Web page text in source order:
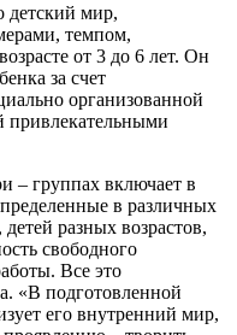
детский мир,
темпом,
от 3 до 6 лет. Он
за счет
организованной
привлекательными
– группах включает в
в различных
разных возрастов,
свободного
Все это
«В подготовленной
его внутренний мир,